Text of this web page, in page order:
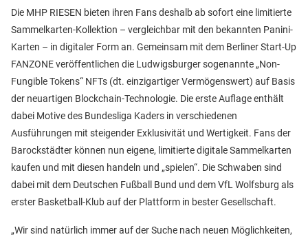
Die MHP RIESEN bieten ihren Fans deshalb ab sofort eine limitierte
Sammelkarten-Kollektion – vergleichbar mit den bekannten Panini-
Karten – in digitaler Form an. Gemeinsam mit dem Berliner Start-Up
FANZONE veröffentlichen die Ludwigsburger sogenannte „Non-
Fungible Tokens“ NFTs (dt. einzigartiger Vermögenswert) auf Basis
der neuartigen Blockchain-Technologie. Die erste Auflage enthält
dabei Motive des Bundesliga Kaders in verschiedenen
Ausführungen mit steigender Exklusivität und Wertigkeit. Fans der
Barockstädter können nun eigene, limitierte digitale Sammelkarten
kaufen und mit diesen handeln und „spielen“. Die Schwaben sind
dabei mit dem Deutschen Fußball Bund und dem VfL Wolfsburg als
erster Basketball-Klub auf der Plattform in bester Gesellschaft.
„Wir sind natürlich immer auf der Suche nach neuen Möglichkeiten,